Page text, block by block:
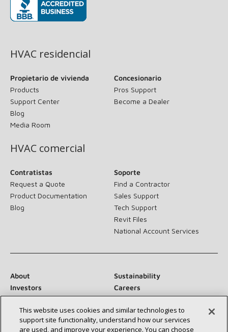
HVAC residencial
Propietario de vivienda
Products
Support Center
Blog
Media Room
Concesionario
Pros Support
Become a Dealer
HVAC comercial
Contratistas
Request a Quote
Product Documentation
Blog
Soporte
Find a Contractor
Sales Support
Tech Support
Revit Files
National Account Services
About
Sustainability
Investors
Careers
Suppliers
Contact Us
Newsroom
This website uses cookies and similar technologies to
support site functionality, understand how our services
are used, and improve your experience. You can choose